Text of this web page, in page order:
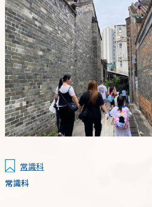
常識科
常識科